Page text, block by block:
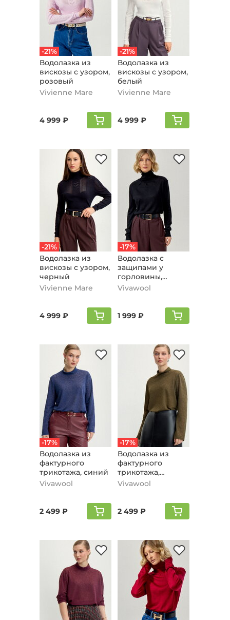
-21%
Водолазка из
вискозы с узором,
розовый
Vivienne Mare
4 999 ₽
-21%
Водолазка из
вискозы с узором,
белый
Vivienne Mare
4 999 ₽
-21%
Водолазка из
вискозы с узором,
черный
Vivienne Mare
4 999 ₽
-17%
Водолазка с
защипами у
горловины,
черный
Vivawool
1 999 ₽
-17%
Водолазка из
фактурного
трикотажа, синий
Vivawool
2 499 ₽
-17%
Водолазка из
фактурного
трикотажа,
оливковый
Vivawool
2 499 ₽